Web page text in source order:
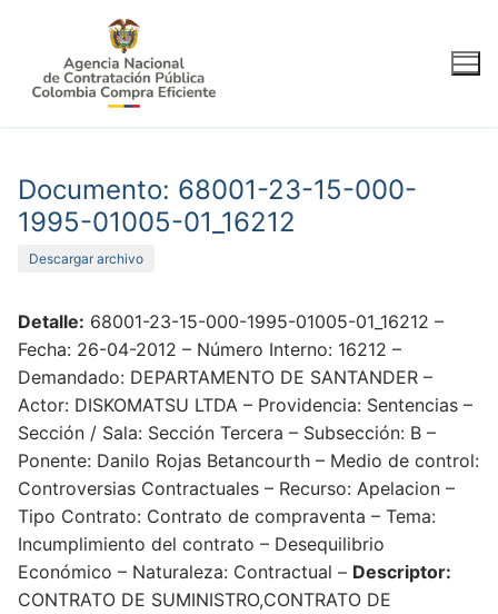
contenido
Documento: 68001-23-15-000-
1995-01005-01_16212
Descargar archivo
Detalle: 68001-23-15-000-1995-01005-01_16212 –
Fecha: 26-04-2012 – Número Interno: 16212 –
Demandado: DEPARTAMENTO DE SANTANDER –
Actor: DISKOMATSU LTDA – Providencia: Sentencias –
Sección / Sala: Sección Tercera – Subsección: B –
Ponente: Danilo Rojas Betancourth – Medio de control:
Controversias Contractuales – Recurso: Apelacion –
Tipo Contrato: Contrato de compraventa – Tema:
Incumplimiento del contrato – Desequilibrio
Económico – Naturaleza: Contractual – Descriptor:
CONTRATO DE SUMINISTRO,CONTRATO DE